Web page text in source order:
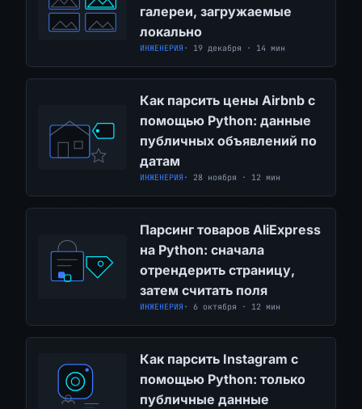
галереи, загружаемые
локально
ИНЖЕНЕРИЯ · 19 декабря · 14 мин
Как парсить цены Airbnb с
помощью Python: данные
публичных объявлений по
датам
ИНЖЕНЕРИЯ · 28 ноября · 12 мин
Парсинг товаров AliExpress
на Python: сначала
отрендерить страницу,
затем считать поля
ИНЖЕНЕРИЯ · 6 октября · 12 мин
Как парсить Instagram с
помощью Python: только
публичные данные